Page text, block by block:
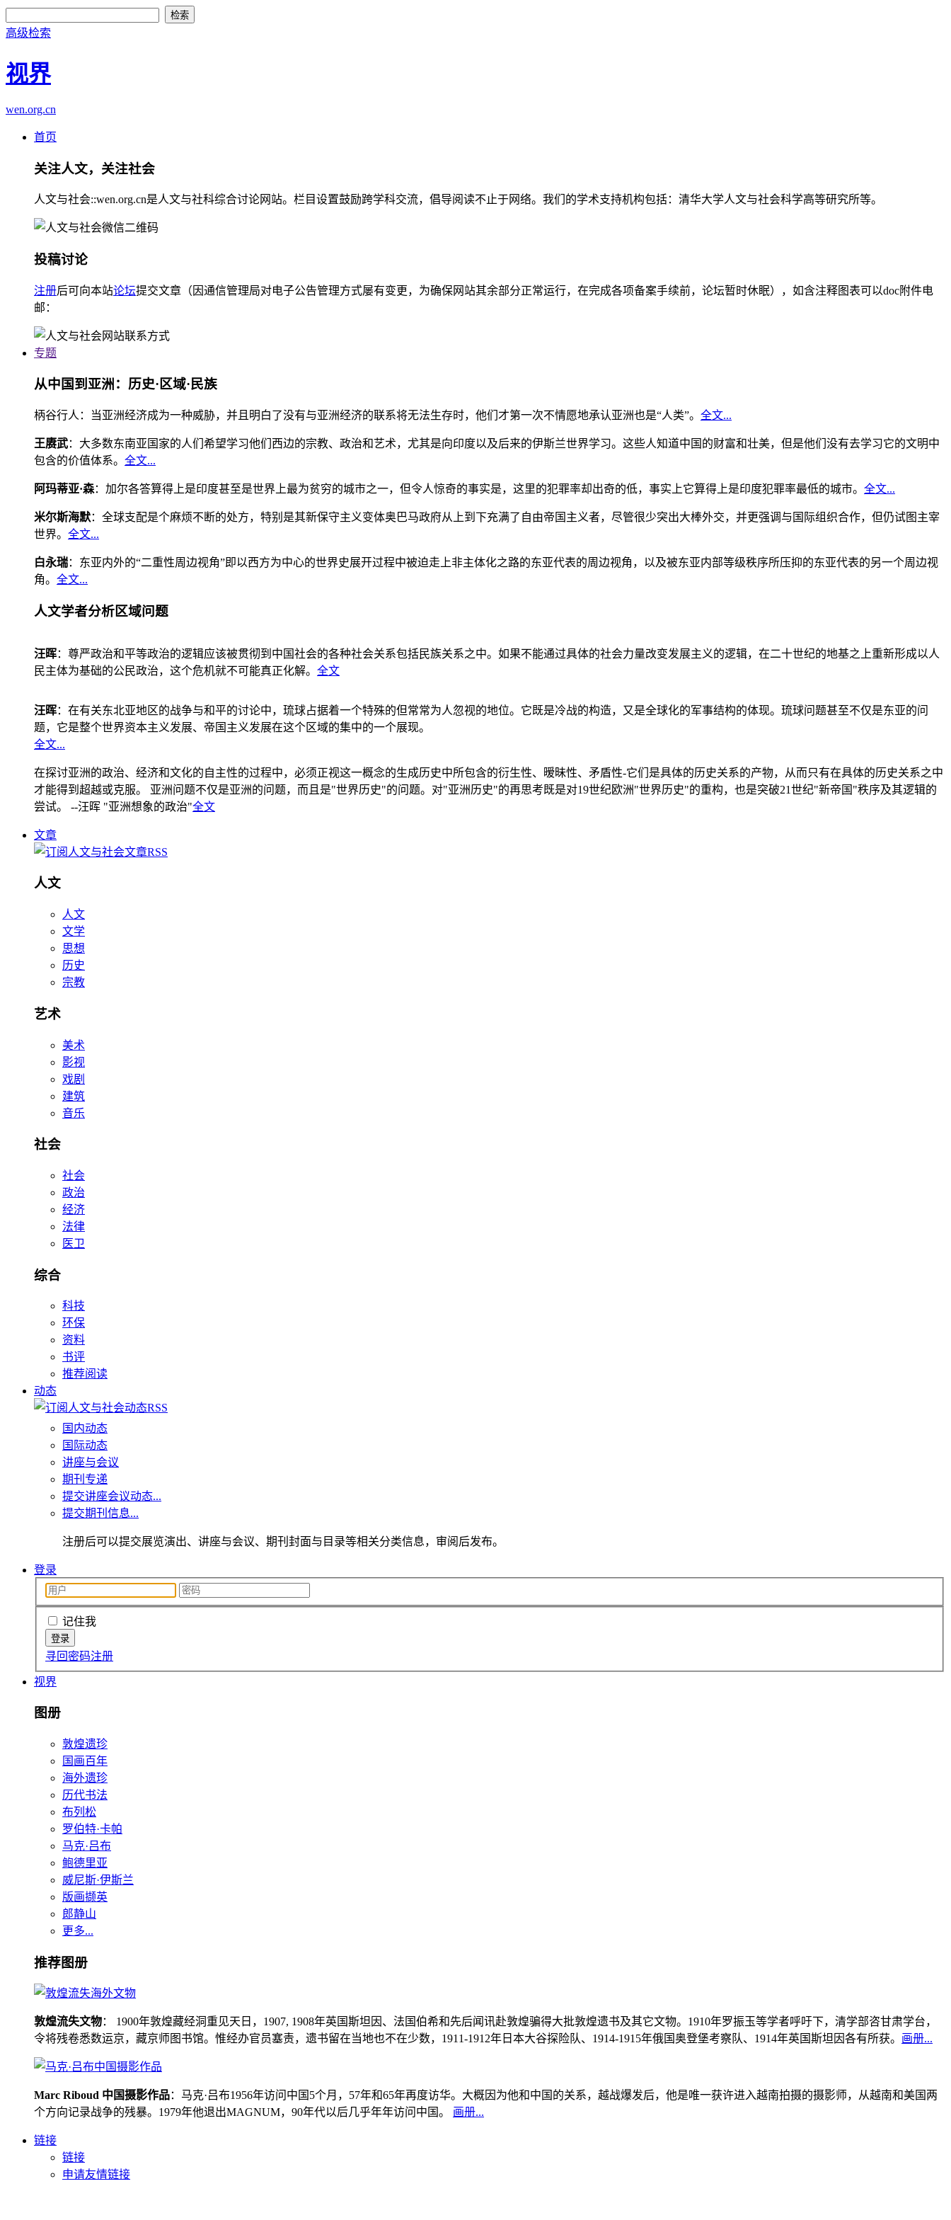
高级检索
视界
wen.org.cn
首页
关注人文，关注社会
人文与社会::wen.org.cn是人文与社科综合讨论网站。栏目设置鼓励跨学科交流，倡导阅读不止于网络。我们的学术支持机构包括：清华大学人文与社会科学高等研究所等。
投稿讨论
注册后可向本站论坛提交文章（因通信管理局对电子公告管理方式屡有变更，为确保网站其余部分正常运行，在完成各项备案手续前，论坛暂时休眠），如含注释图表可以doc附件电
邮：
专题
从中国到亚洲：历史·区域·民族
柄谷行人：当亚洲经济成为一种威胁，并且明白了没有与亚洲经济的联系将无法生存时，他们才第一次不情愿地承认亚洲也是“人类”。 全文...
王赓武：大多数东南亚国家的人们希望学习他们西边的宗教、政治和艺术，尤其是向印度以及后来的伊斯兰世界学习。这些人知道中国的财富和壮美，但是他们没有去学习它的文明中
包含的价值体系。 全文...
阿玛蒂亚·森：加尔各答算得上是印度甚至是世界上最为贫穷的城市之一，但令人惊奇的事实是，这里的犯罪率却出奇的低，事实上它算得上是印度犯罪率最低的城市。 全文...
米尔斯海默：全球支配是个麻烦不断的处方，特别是其新保守主义变体奥巴马政府从上到下充满了自由帝国主义者，尽管很少突出大棒外交，并更强调与国际组织合作，但仍试图主宰
世界。 全文...
白永瑞：东亚内外的“二重性周边视角”即以西方为中心的世界史展开过程中被迫走上非主体化之路的东亚代表的周边视角，以及被东亚内部等级秩序所压抑的东亚代表的另一个周边视
角。 全文...
人文学者分析区域问题
汪晖：尊严政治和平等政治的逻辑应该被贯彻到中国社会的各种社会关系包括民族关系之中。如果不能通过具体的社会力量改变发展主义的逻辑，在二十世纪的地基之上重新形成以人
民主体为基础的公民政治，这个危机就不可能真正化解。 全文
汪晖：在有关东北亚地区的战争与和平的讨论中，琉球占据着一个特殊的但常常为人忽视的地位。它既是冷战的构造，又是全球化的军事结构的体现。琉球问题甚至不仅是东亚的问
题，它是整个世界资本主义发展、帝国主义发展在这个区域的集中的一个展现。
全文...
在探讨亚洲的政治、经济和文化的自主性的过程中，必须正视这一概念的生成历史中所包含的衍生性、暧昧性、矛盾性-它们是具体的历史关系的产物，从而只有在具体的历史关系之中
才能得到超越或克服。 亚洲问题不仅是亚洲的问题，而且是"世界历史"的问题。对"亚洲历史"的再思考既是对19世纪欧洲"世界历史"的重构，也是突破21世纪"新帝国"秩序及其逻辑的
尝试。 --汪晖 "亚洲想象的政治"全文
文章
人文
人文
文学
思想
历史
宗教
艺术
美术
影视
戏剧
建筑
音乐
社会
社会
政治
经济
法律
医卫
综合
科技
环保
资料
书评
推荐阅读
动态
国内动态
国际动态
讲座与会议
期刊专递
提交讲座会议动态...
提交期刊信息...
注册后可以提交展览演出、讲座与会议、期刊封面与目录等相关分类信息，审阅后发布。
登录
记住我
寻回密码注册
视界
图册
敦煌遗珍
国画百年
海外遗珍
历代书法
布列松
罗伯特·卡帕
马克·吕布
鲍德里亚
威尼斯·伊斯兰
版画撷英
郎静山
更多...
推荐图册
敦煌流失文物： 1900年敦煌藏经洞重见天日，1907, 1908年英国斯坦因、法国伯希和先后闻讯赴敦煌骗得大批敦煌遗书及其它文物。1910年罗振玉等学者呼吁下，清学部咨甘肃学台，
令将残卷悉数运京，藏京师图书馆。惟经办官员塞责，遗书留在当地也不在少数，1911-1912年日本大谷探险队、1914-1915年俄国奥登堡考察队、1914年英国斯坦因各有所获。 画册...
Marc Riboud 中国摄影作品：马克·吕布1956年访问中国5个月，57年和65年再度访华。大概因为他和中国的关系，越战爆发后，他是唯一获许进入越南拍摄的摄影师，从越南和美国两
个方向记录战争的残暴。1979年他退出MAGNUM，90年代以后几乎年年访问中国。 画册...
链接
链接
申请友情链接